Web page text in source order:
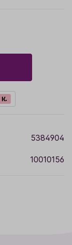
5384904
10010156